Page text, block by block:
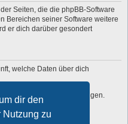
dir den
Nutzung zu
Seiten, die die phpBB-Software
Bereichen seiner Software weitere
er dich darüber gesondert
welche Daten über dich
deiner Daten verlangen.